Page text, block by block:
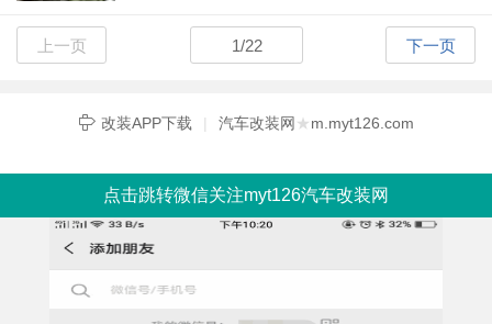
上一页 下一页
1/22
改装APP下载 | 汽车改装网 ★m.myt126.com
点击跳转微信关注myt126汽车改装网